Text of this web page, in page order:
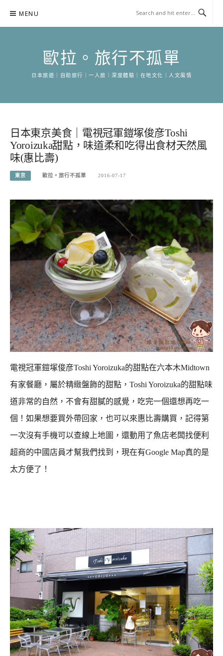
content
MENU
歐拉。旅行不孤單
日本旅遊｜自助旅行｜一人旅｜深度體驗｜在地文化｜人文風情
日本東京美食｜電視冠軍鎧塚俊彦Toshi
Yoroizuka甜點，味道柔和吃得出食材天然風
味(惠比壽)
東京 歐拉。旅行不孤單 2016-07-17
電視冠軍鎧塚俊彦Toshi Yoroizuka的甜點在六本木Midtown
有家餐廳，屬於精緻盤飾的甜點， Toshi Yoroizuka的甜點味
道非常的自然，不會有甜膩的感覺，吃完一個還想再吃一
個！ 如果想要買外帶回家，也可以來惠比壽購買，記得第
一次沒有手機可以查線上地圖， 還動用了魚店老闆找便利
超商的中國店員才幫我們找到，現在有Google Map真的是
太方便了！